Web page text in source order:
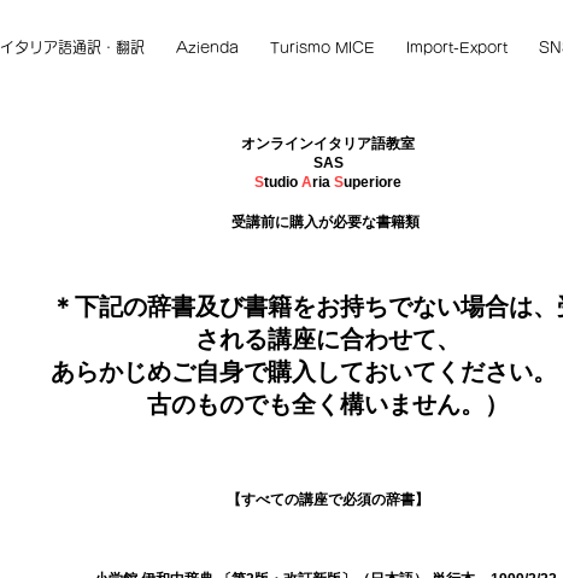
イタリア語通訳・翻訳 Azienda Turismo MICE Import-Export
オンラインイタリア語教室
SAS
Studio Aria Superiore
受講前に購入が必要な書籍類
＊下記の辞書及び書籍をお持ちでない場合は、
される講座に合わせて、
あらかじめご自身で購入しておいてください。
古のものでも全く構いません。）
【すべての講座で必須の辞書】​